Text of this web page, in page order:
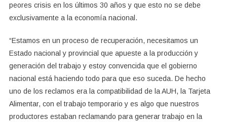
peores crisis en los últimos 30 años y que esto no se debe
exclusivamente a la economía nacional.
“Estamos en un proceso de recuperación, necesitamos un
Estado nacional y provincial que apueste a la producción y
generación del trabajo y estoy convencida que el gobierno
nacional está haciendo todo para que eso suceda. De hecho
uno de los reclamos era la compatibilidad de la AUH, la Tarjeta
Alimentar, con el trabajo temporario y es algo que nuestros
productores estaban reclamando para generar trabajo en la